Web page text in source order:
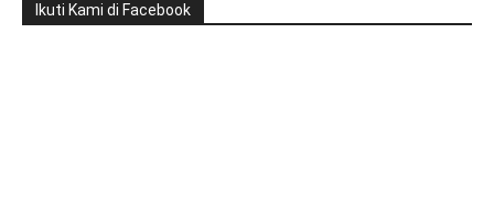
Ikuti Kami di Facebook